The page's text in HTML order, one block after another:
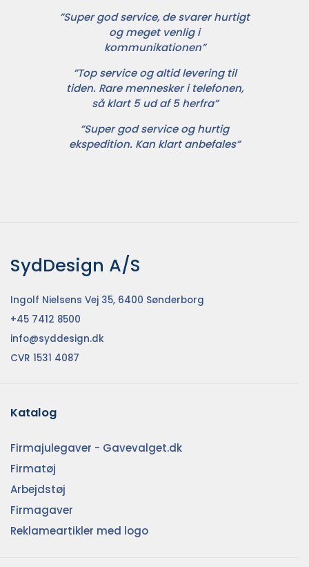
”Super god service, de svarer hurtigt
og meget venlig i
kommunikationen”
”Top service og altid levering til
tiden. Rare mennesker i telefonen,
så klart 5 ud af 5 herfra”
”Super god service og hurtig
ekspedition. Kan klart anbefales”
SydDesign A/S
Ingolf Nielsens Vej 35, 6400 Sønderborg
+45 7412 8500
info@syddesign.dk
CVR 1531 4087
Katalog
Firmajulegaver - Gavevalget.dk
Firmatøj
Arbejdstøj
Firmagaver
Reklameartikler med logo